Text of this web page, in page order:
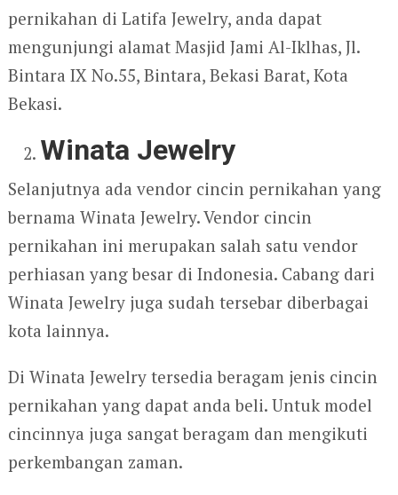
pernikahan di Latifa Jewelry, anda dapat
mengunjungi alamat Masjid Jami Al-Iklhas, Jl.
Bintara IX No.55, Bintara, Bekasi Barat, Kota
Bekasi.
Winata Jewelry
Selanjutnya ada vendor cincin pernikahan yang
bernama Winata Jewelry. Vendor cincin
pernikahan ini merupakan salah satu vendor
perhiasan yang besar di Indonesia. Cabang dari
Winata Jewelry juga sudah tersebar diberbagai
kota lainnya.
Di Winata Jewelry tersedia beragam jenis cincin
pernikahan yang dapat anda beli. Untuk model
cincinnya juga sangat beragam dan mengikuti
perkembangan zaman.